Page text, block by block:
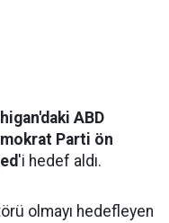
ABD
Parti ön
'i hedef aldı.
olmayı hedefleyen